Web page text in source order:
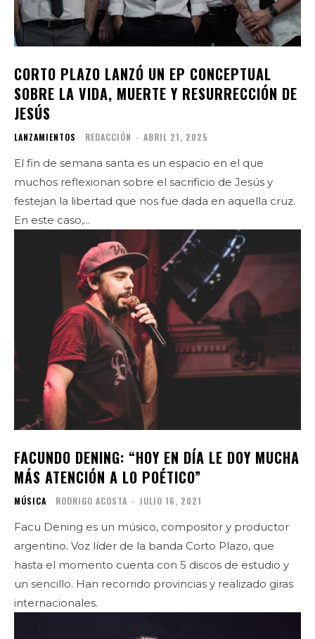
CORTO PLAZO LANZÓ UN EP CONCEPTUAL
SOBRE LA VIDA, MUERTE Y RESURRECCIÓN DE
JESÚS
LANZAMIENTOS REDACCIÓN - ABRIL 21, 2025
El fin de semana santa es un espacio en el que
muchos reflexionan sobre el sacrificio de Jesús y
festejan la libertad que nos fue dada en aquella cruz.
En este caso,...
FACUNDO DENING: “HOY EN DÍA LE DOY MUCHA
MÁS ATENCIÓN A LO POÉTICO”
MÚSICA RODRIGO ACOSTA - JULIO 16, 2021
Facu Dening es un músico, compositor y productor
argentino. Voz líder de la banda Corto Plazo, que
hasta el momento cuenta con 5 discos de estudio y
un sencillo. Han recorrido provincias y realizado giras
internacionales.